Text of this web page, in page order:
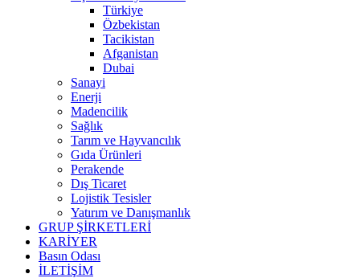
Türkiye
Özbekistan
Tacikistan
Afganistan
Dubai
Sanayi
Enerji
Madencilik
Sağlık
Tarım ve Hayvancılık
Gıda Ürünleri
Perakende
Dış Ticaret
Lojistik Tesisler
Yatırım ve Danışmanlık
GRUP ŞİRKETLERİ
KARİYER
Basın Odası
İLETİŞİM